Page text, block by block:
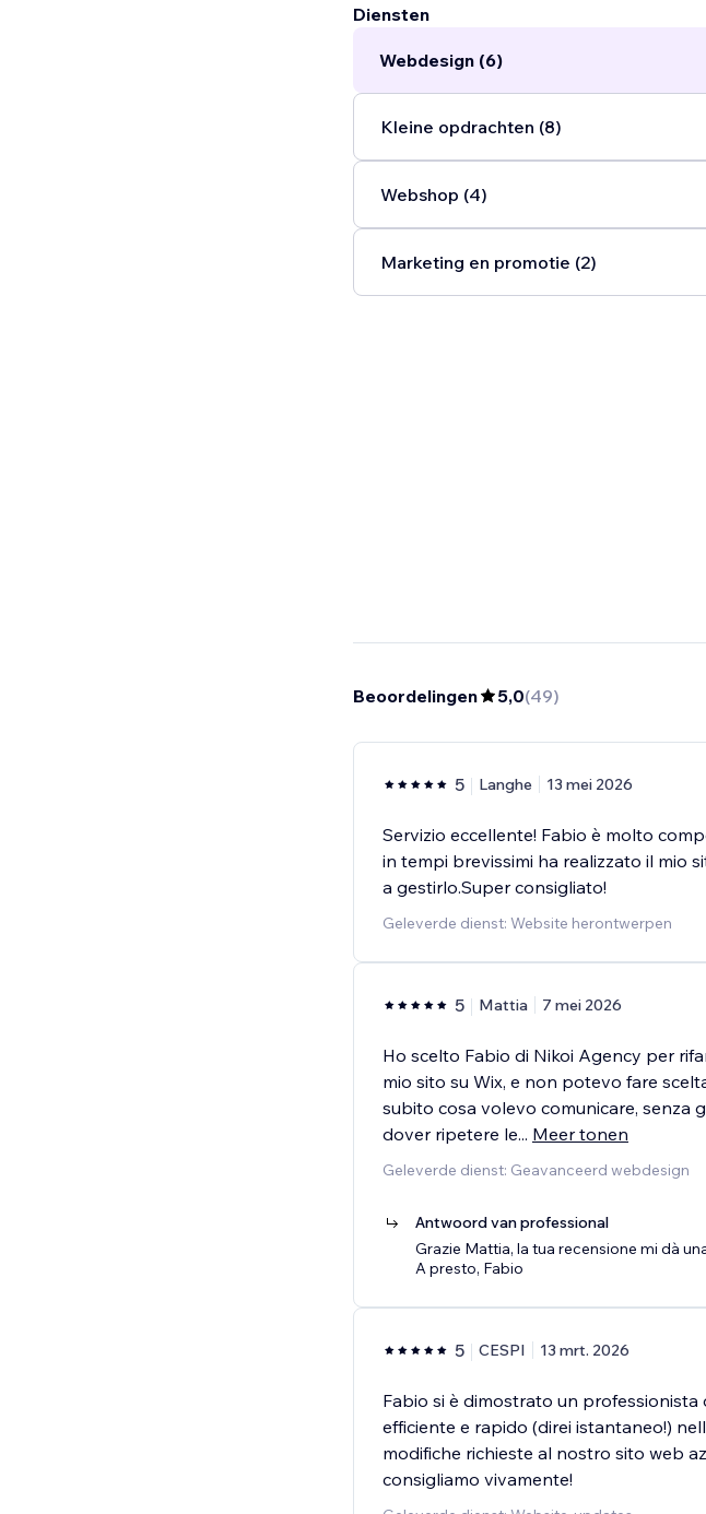
Diensten
Webdesign (6)
Kleine opdrachten (8)
Webshop (4)
Marketing en promotie (2)
Beoordelingen 5,0(49)
5 Langhe 13 mei 2026
Servizio eccellente! Fabio è molto
in tempi brevissimi ha realizzato il mio
a gestirlo.Super consigliato!
Geleverde dienst: Website herontwerpen
5 Mattia 7 mei 2026
Ho scelto Fabio di Nikoi Agency per
mio sito su Wix, e non potevo fare
subito cosa volevo comunicare, senza
dover ripetere le... Meer tonen
Geleverde dienst: Geavanceerd webdesign
Antwoord van professional
Grazie Mattia, la tua recensione mi dà
A presto, Fabio
5 CESPI 13 mrt. 2026
Fabio si è dimostrato un professionista
efficiente e rapido (direi istantaneo!)
modifiche richieste al nostro sito web
consigliamo vivamente!